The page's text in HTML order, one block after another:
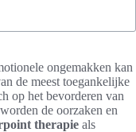
ongemakken kan
de meest toegankelijke
op het bevorderen van
de oorzaken en
therapie als